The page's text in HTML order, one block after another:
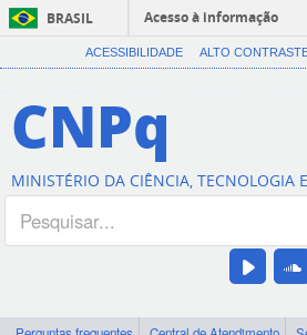
BRASIL
Acesso à informação
ACESSIBILIDADE ALTO
CNPq
MINISTÉRIO DA CIÊNCIA, TECNOLOGIA